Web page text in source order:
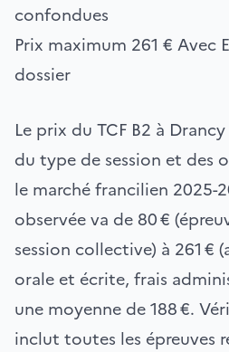
confondues
Prix maximum 261 € Avec
dossier
Le prix du TCF B2 à
du type de session et des
le marché francilien 2025-
observée va de 80 €
session collective) à 261 €
orale et écrite, frais
une moyenne de 188 €.
inclut toutes les épreuves